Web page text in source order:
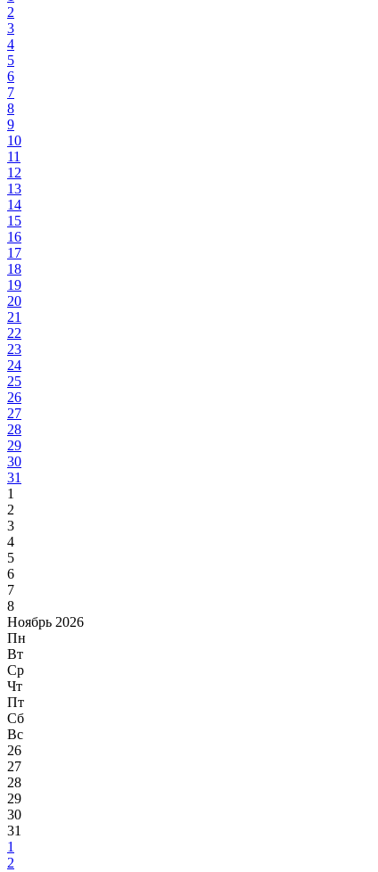
2
3
4
5
6
7
8
9
10
11
12
13
14
15
16
17
18
19
20
21
22
23
24
25
26
27
28
29
30
31
1
2
3
4
5
6
7
8
Ноябрь 2026
Пн
Вт
Ср
Чт
Пт
Сб
Вс
26
27
28
29
30
31
1
2